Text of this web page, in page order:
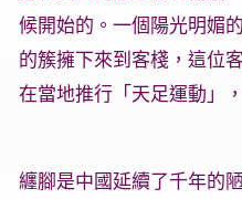
候開始的。一個陽光明媚
的簇擁下來到客棧，這位
在當地推行「天足運動」
纏腳是中國延續了千年的